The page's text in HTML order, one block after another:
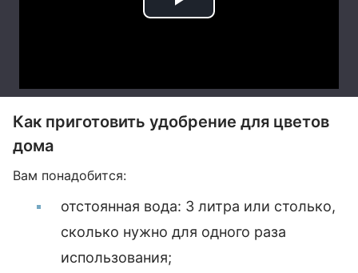
Как приготовить удобрение для цветов
дома
Вам понадобится:
отстоянная вода: 3 литра или столько,
сколько нужно для одного раза
использования;